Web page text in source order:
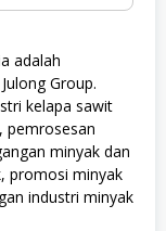
adalah
Group.
kelapa sawit
pemrosesan
minyak dan
promosi minyak
industri minyak